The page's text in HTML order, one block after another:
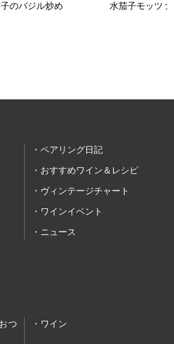
のバジル炒め 水茄子モッツァ
ペアリング日記
おすすめワイン＆レシピ
ヴィンテージチャート
ワインイベント
ニュース
つ
ワイン